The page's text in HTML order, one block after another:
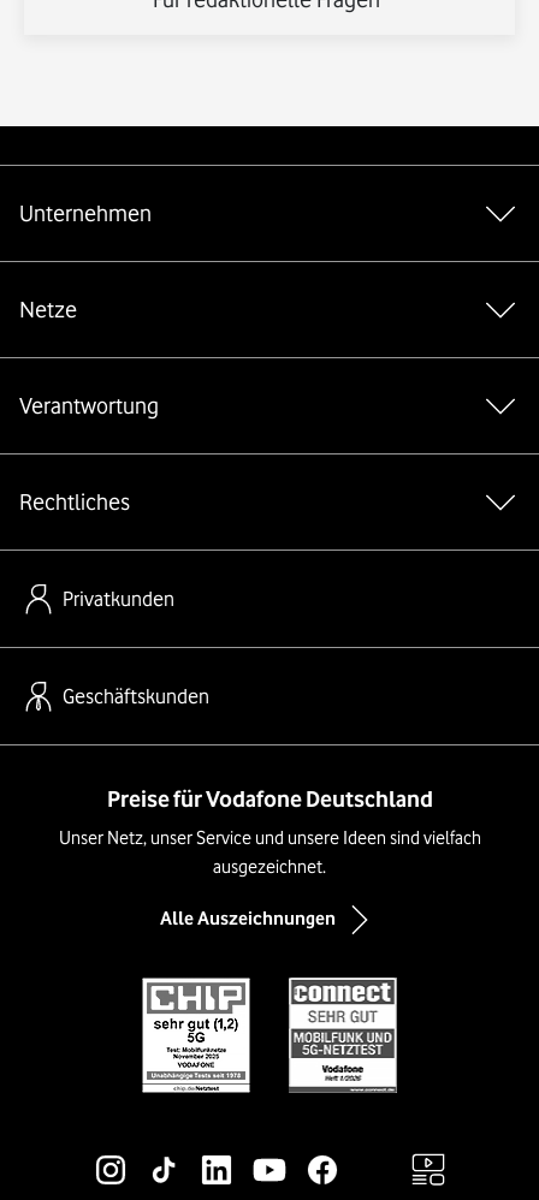
Unternehmen
Netze
Verantwortung
Rechtliches
Privatkunden
Geschäftskunden
Preise für Vodafone Deutschland
Unser Netz, unser Service und unsere Ideen sind vielfach
ausgezeichnet.
Alle Auszeichnungen
Social-Media-Links